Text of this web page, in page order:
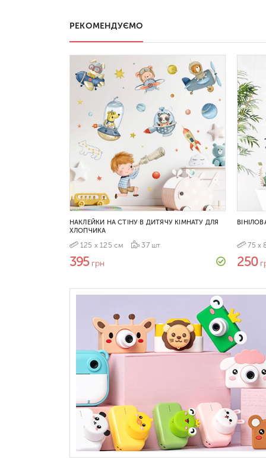
РЕКОМЕНДУЄМО
НАКЛЕЙКИ НА СТІНУ В ДИТЯЧУ КІМНАТУ ДЛЯ
ХЛОПЧИКА
125 х 125 см 37 шт
395грн
75 х
250